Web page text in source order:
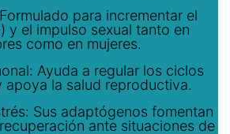
para incrementar el
y el impulso sexual tanto en
como en mujeres.
Ayuda a regular los ciclos
apoya la salud reproductiva.
Sus adaptógenos fomentan
ante situaciones de